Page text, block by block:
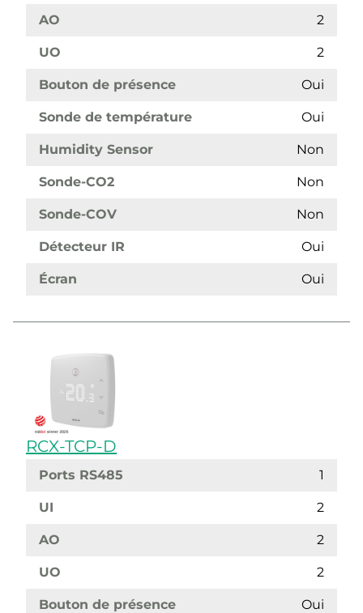
AO 2
UO 2
Bouton de présence Oui
Sonde de température Oui
Humidity Sensor Non
Sonde-CO2 Non
Sonde-COV Non
Détecteur IR Oui
Écran Oui
RCX-TCP-D
Ports RS485 1
UI 2
AO 2
UO 2
Bouton de présence Oui